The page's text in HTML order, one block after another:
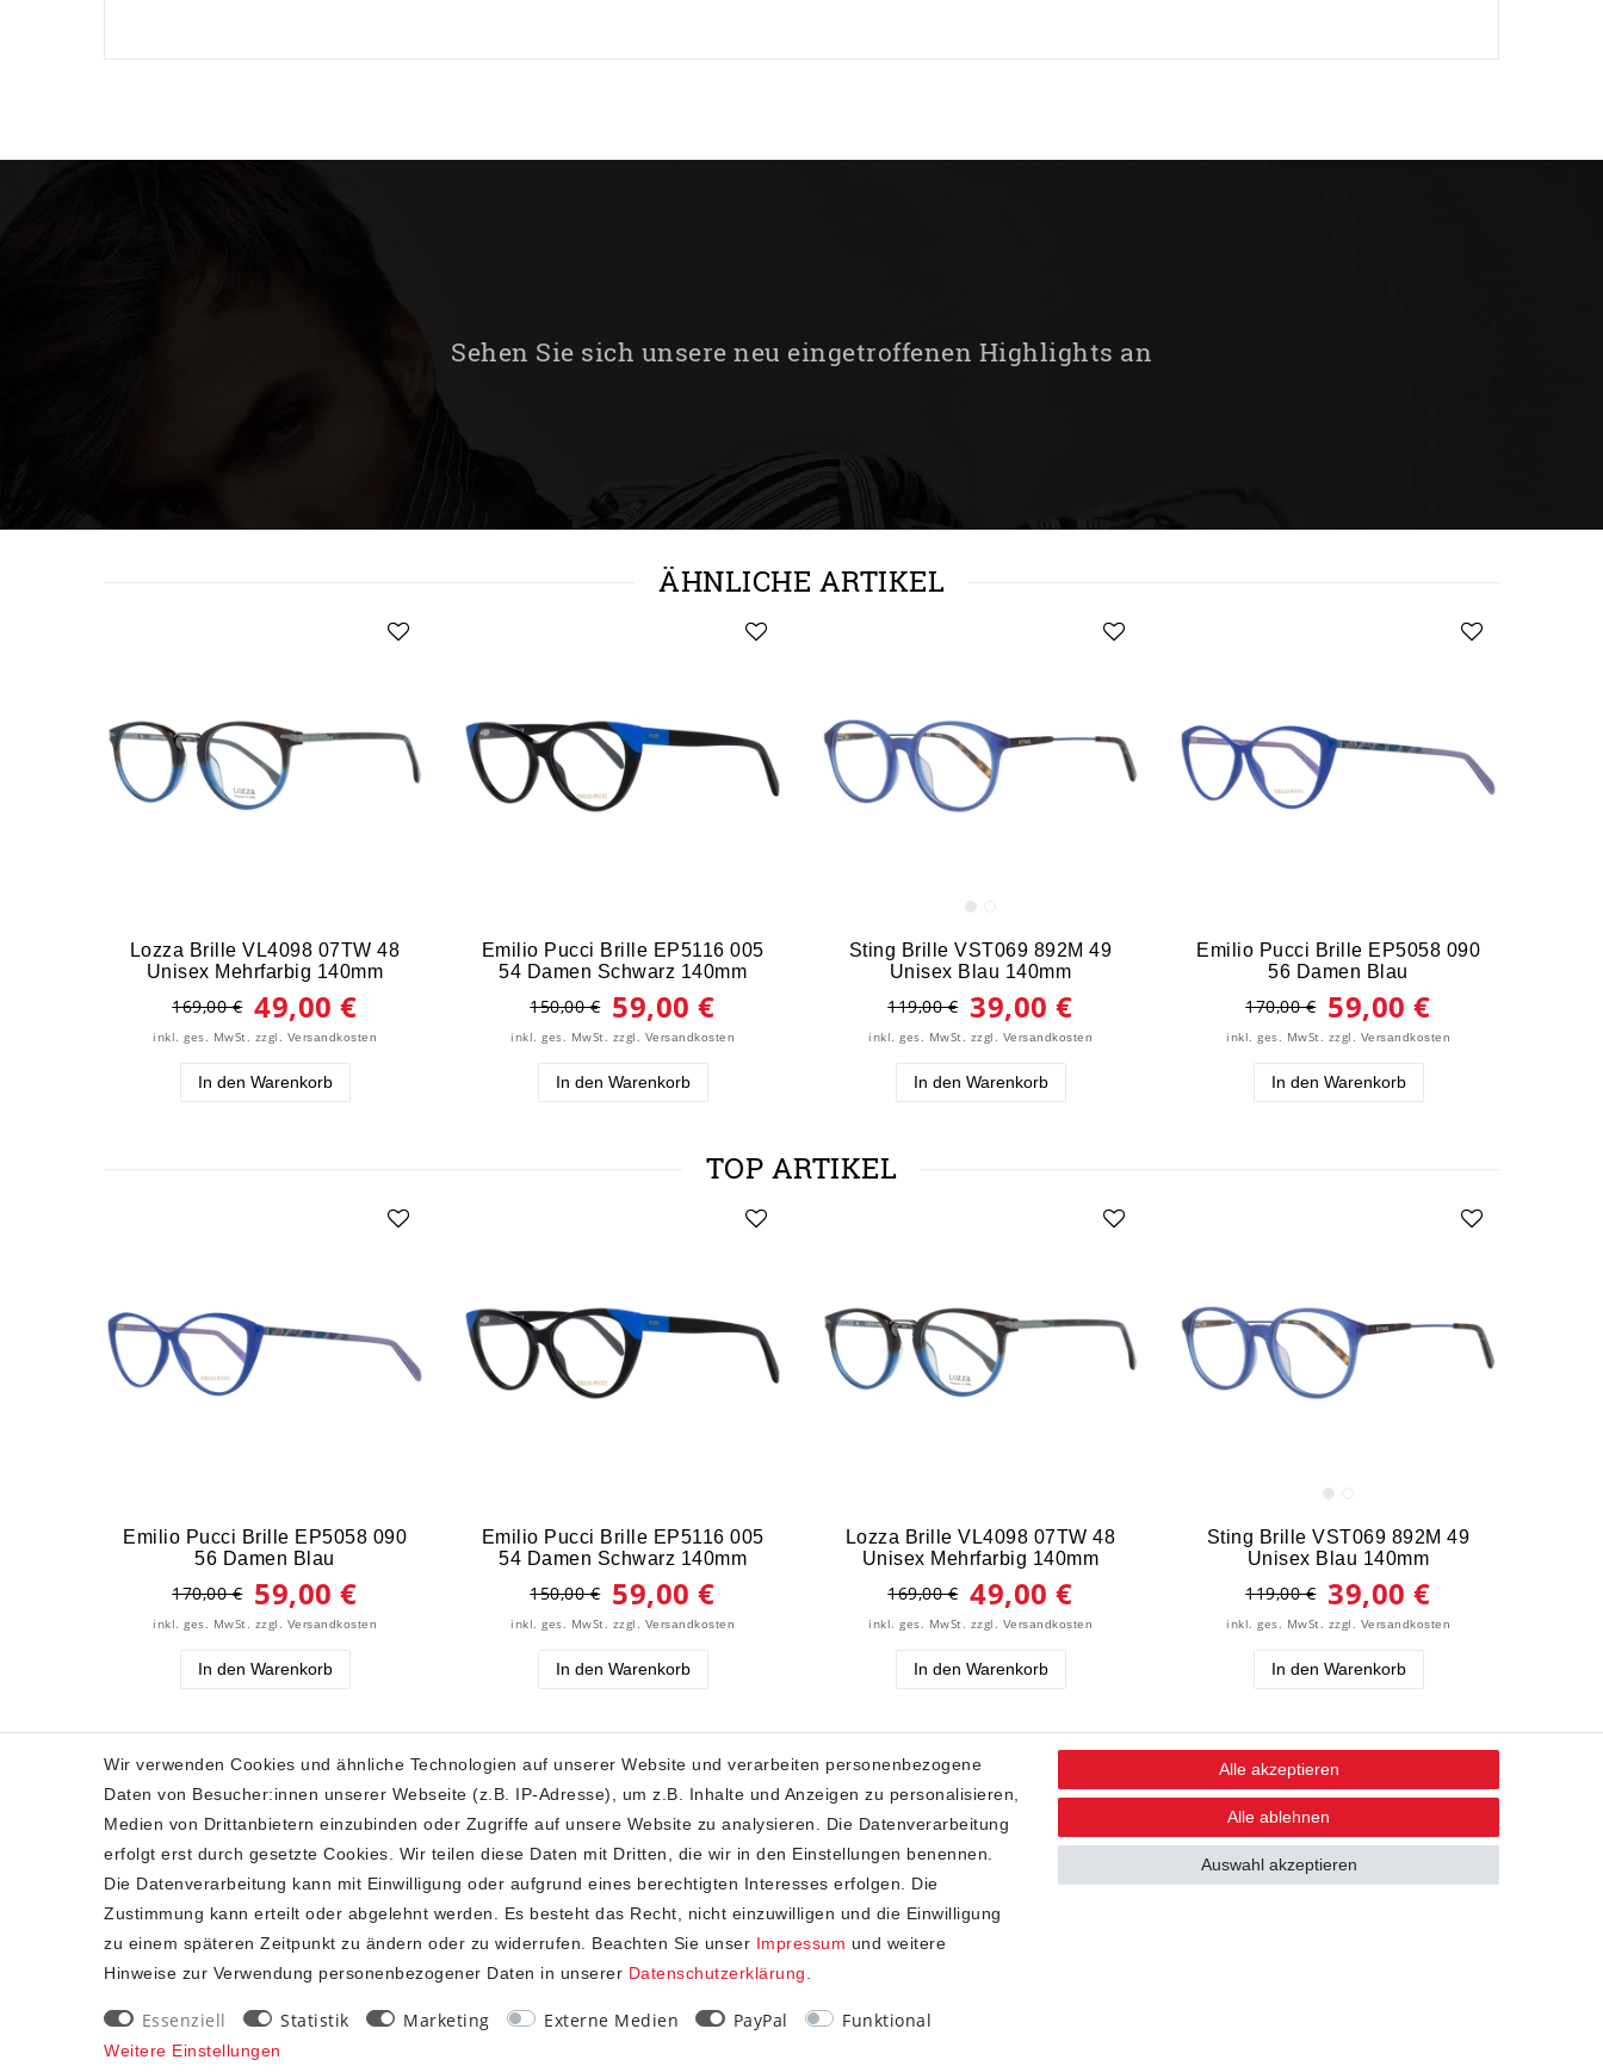
Sehen Sie sich unsere neu eingetroffenen Highlights an
ÄHNLICHE ARTIKEL
Lozza Brille VL4098 07TW 48
Unisex Mehrfarbig 140mm
169,00 € 49,00 €
inkl. ges. MwSt. zzgl. Versandkosten
In den Warenkorb
Emilio Pucci Brille EP5116 005
54 Damen Schwarz 140mm
150,00 € 59,00 €
inkl. ges. MwSt. zzgl. Versandkosten
In den Warenkorb
Sting Brille VST069 892M 49
Unisex Blau 140mm
119,00 € 39,00 €
inkl. ges. MwSt. zzgl. Versandkosten
In den Warenkorb
Emilio Pucci Brille EP5058 090
56 Damen Blau
170,00 € 59,00 €
inkl. ges. MwSt. zzgl. Versandkosten
In den Warenkorb
TOP ARTIKEL
Emilio Pucci Brille EP5058 090
56 Damen Blau
170,00 € 59,00 €
inkl. ges. MwSt. zzgl. Versandkosten
In den Warenkorb
Emilio Pucci Brille EP5116 005
54 Damen Schwarz 140mm
150,00 € 59,00 €
inkl. ges. MwSt. zzgl. Versandkosten
In den Warenkorb
Lozza Brille VL4098 07TW 48
Unisex Mehrfarbig 140mm
169,00 € 49,00 €
inkl. ges. MwSt. zzgl. Versandkosten
In den Warenkorb
Sting Brille VST069 892M 49
Unisex Blau 140mm
119,00 € 39,00 €
inkl. ges. MwSt. zzgl. Versandkosten
In den Warenkorb
SHOP
Impressum
Daten­schutz­erklärung
AGB
Widerrufs­recht
Kontakt
Vertrag widerrufen
STAY CONNECTED
Wir verwenden Cookies und ähnliche Technologien auf unserer Website und verarbeiten personenbezogene
Daten von Besucher:innen unserer Webseite (z.B. IP-Adresse), um z.B. Inhalte und Anzeigen zu personalisieren,
Medien von Drittanbietern einzubinden oder Zugriffe auf unsere Website zu analysieren. Die Datenverarbeitung
erfolgt erst durch gesetzte Cookies. Wir teilen diese Daten mit Dritten, die wir in den Einstellungen benennen.
Die Datenverarbeitung kann mit Einwilligung oder aufgrund eines berechtigten Interesses erfolgen. Die
Zustimmung kann erteilt oder abgelehnt werden. Es besteht das Recht, nicht einzuwilligen und die Einwilligung
zu einem späteren Zeitpunkt zu ändern oder zu widerrufen. Beachten Sie unser Impressum und weitere
Hinweise zur Verwendung personenbezogener Daten in unserer Daten­schutz­erklärung
Essenziell Statistik Marketing Externe Medien PayPal Funktional
Weitere Einstellungen
Alle akzeptieren
Alle ablehnen
Auswahl akzeptieren